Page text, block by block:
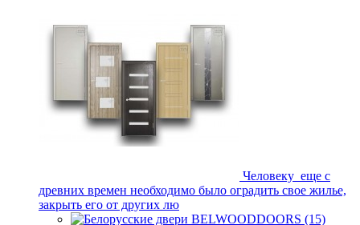
Человеку еще с
древних времен необходимо было оградить свое жилье,
закрыть его от других лю